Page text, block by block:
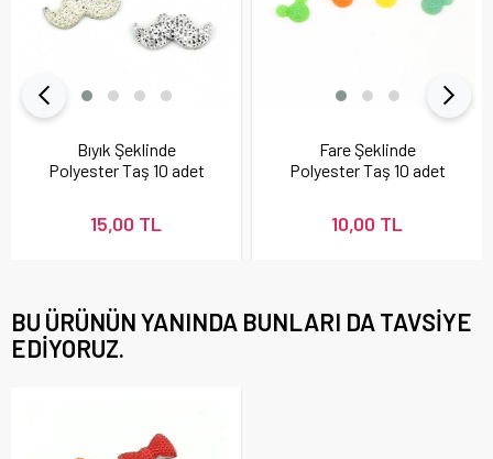
Bıyık Şeklinde
Polyester Taş 10 adet
15,00 TL
Fare Şeklinde
Polyester Taş 10 adet
10,00 TL
BU ÜRÜNÜN YANINDA BUNLARI DA TAVSIYE
EDIYORUZ.